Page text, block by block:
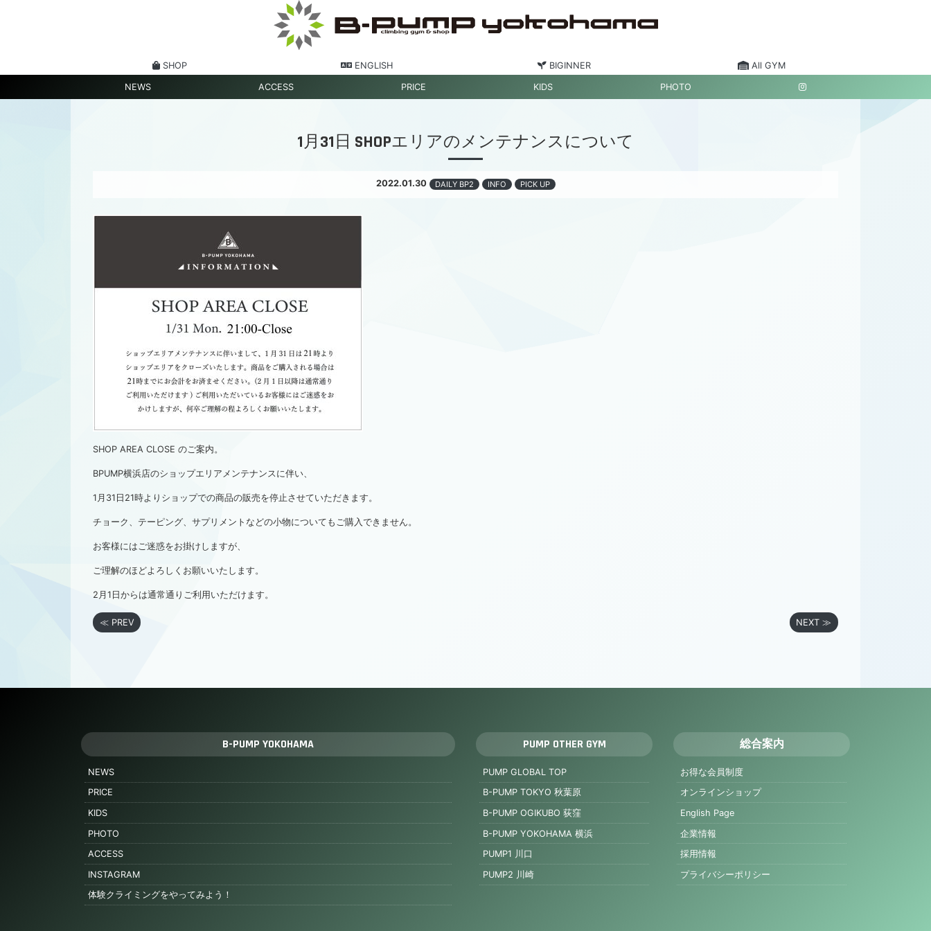
SHOP ENGLISH BIGINNER All GYM
NEWS ACCESS PRICE KIDS PHOTO
1月31日 SHOPエリアのメンテナンスについて
2022.01.30 DAILY BP2 INFO PICK UP
SHOP AREA CLOSE のご案内。
BPUMP横浜店のショップエリアメンテナンスに伴い、
1月31日21時よりショップでの商品の販売を停止させていただきます。
チョーク、テーピング、サプリメントなどの小物についてもご購入できません。
お客様にはご迷惑をお掛けしますが、
ご理解のほどよろしくお願いいたします。
2月1日からは通常通りご利用いただけます。
≪ PREV NEXT ≫
B-PUMP YOKOHAMA
NEWS
PRICE
KIDS
PHOTO
ACCESS
INSTAGRAM
体験クライミングをやってみよう！
PUMP OTHER GYM
PUMP GLOBAL TOP
B-PUMP TOKYO 秋葉原
B-PUMP OGIKUBO 荻窪
B-PUMP YOKOHAMA 横浜
PUMP1 川口
PUMP2 川崎
総合案内
お得な会員制度
オンラインショップ
English Page
企業情報
採用情報
プライバシーポリシー